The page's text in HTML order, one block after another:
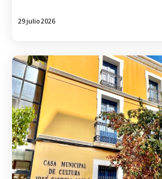
29 julio 2026